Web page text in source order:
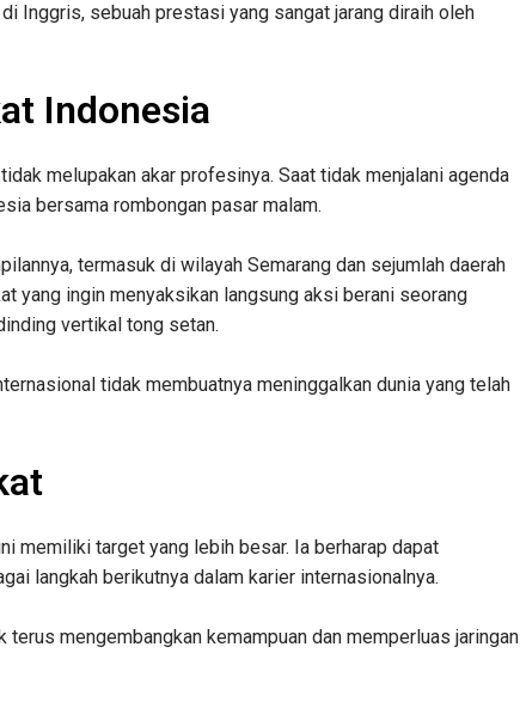
Inggris, sebuah prestasi yang sangat jarang diraih oleh
Indonesia
melupakan akar profesinya. Saat tidak menjalani agenda
bersama rombongan pasar malam.
termasuk di wilayah Semarang dan sejumlah daerah
yang ingin menyaksikan langsung aksi berani seorang
vertikal tong setan.
tidak membuatnya meninggalkan dunia yang telah
memiliki target yang lebih besar. Ia berharap dapat
langkah berikutnya dalam karier internasionalnya.
mengembangkan kemampuan dan memperluas jaringan